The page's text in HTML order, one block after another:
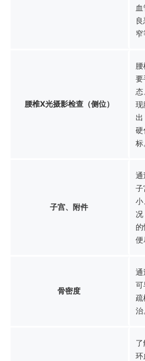
窄
腰椎X光摄影检查（侧位）
要
现
出
硬
标
子宫、附件
通
子
小
况
便
骨密度
通
可
疏
治
环